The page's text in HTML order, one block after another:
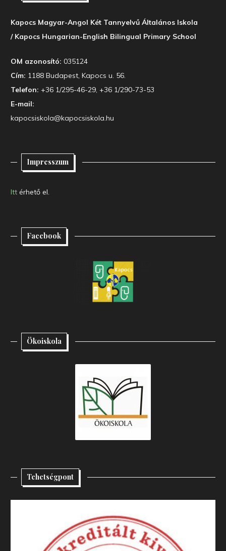
Kapocs Magyar-Angol Két Tannyelvű Általános Iskola
/ Kapocs Hungarian-English Bilingual Primary School
OM azonosító: 035124
Cím: 1188 Budapest, Kapocs u. 56.
Telefon: +36 1/295-46-29, +36 1/290-73-53
E-mail:
kapocsiskola@kapocsiskola.hu
Impresszum
Itt érhető el.
Facebook
Ökoiskola
Tehetségpont